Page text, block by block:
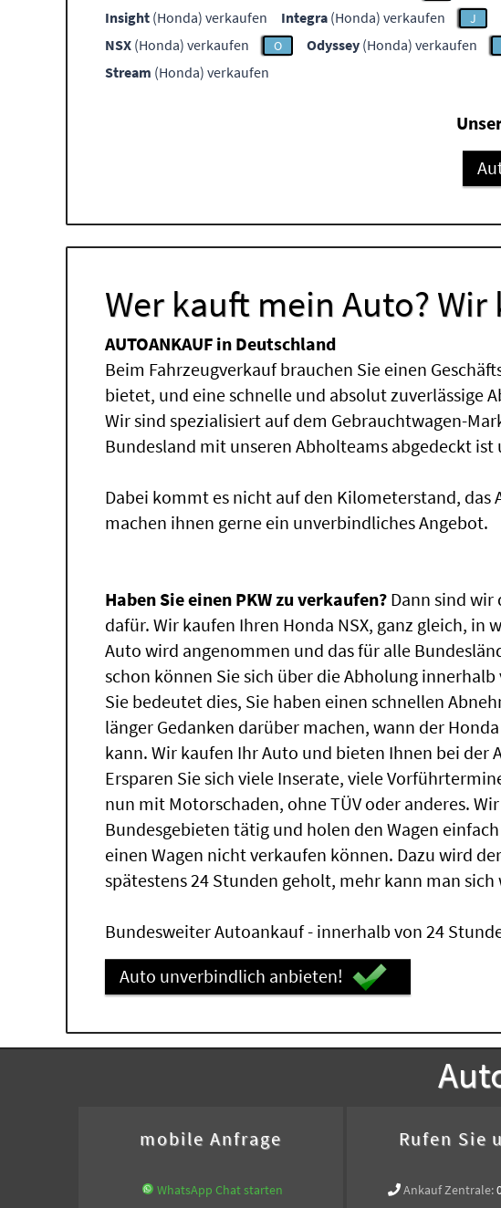
Insight (Honda) verkaufen Integra (Honda) verkaufen J
NSX (Honda) verkaufen O Odyssey (Honda) verkaufen
Stream (Honda) verkaufen
Wer kauft mein Auto?
AUTOANKAUF in Deutschland
Beim Fahrzeugverkauf brauchen Sie einen
bietet, und eine schnelle und absolut zuverlässige
Wir sind spezialisiert auf dem Gebrauchtwagen-
Bundesland mit unseren Abholteams abgedeckt ist
Dabei kommt es nicht auf den Kilometerstand, das
machen ihnen gerne ein unverbindliches Angebot.
Haben Sie einen PKW zu verkaufen? Dann sind
dafür. Wir kaufen Ihren Honda NSX, ganz gleich, in
Auto wird angenommen und das für alle
schon können Sie sich über die Abholung
Sie bedeutet dies, Sie haben einen schnellen
länger Gedanken darüber machen, wann der
kann. Wir kaufen Ihr Auto und bieten Ihnen bei der
Ersparen Sie sich viele Inserate, viele
nun mit Motorschaden, ohne TÜV oder anderes.
Bundesgebieten tätig und holen den Wagen
einen Wagen nicht verkaufen können. Dazu wird
spätestens 24 Stunden geholt, mehr kann man
Bundesweiter Autoankauf - innerhalb von 24
Auto unverbindlich anbieten!
mobile Anfrage
WhatsApp Chat starten
Rufen Sie
Ankauf Zentrale: